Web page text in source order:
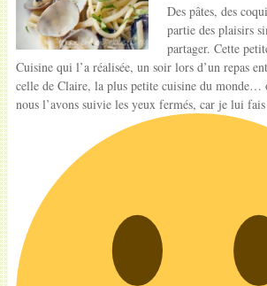
Des pâtes, des
partie des plaisirs
partager. Cette
Cuisine qui l’a réalisée, un soir lors d’un repas
celle de Claire, la plus petite cuisine du monde…
nous l’avons suivie les yeux fermés, car je lui